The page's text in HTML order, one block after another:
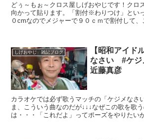
どぅ～もぉ～クロス屋しげおやじです！クロ
向かって貼ります。「割付※わりつけ」とい
０cmなのでメジャーで９０ｃｍで割付して、
しげおやじ 雑記ブログ
【昭和アイド
なさい #ケジ
近藤真彦
カラオケでは必ず歌うマッチの「ケジメなさ
ま、こういう曲なのだが↓↓↓なぜこの歌を歌
は・・・「これだよ」ってポーズをやりたい